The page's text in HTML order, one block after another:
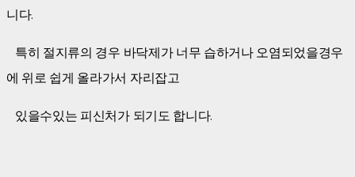
니다.
특히 절지류의 경우 바닥제가 너무 습하거나 오염되었을경우
에 위로 쉽게 올라가서 자리잡고
있을수있는 피신처가 되기도 합니다.